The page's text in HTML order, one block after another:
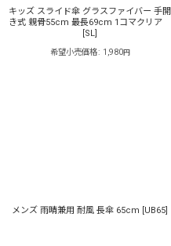
キッズ スライド傘 グラスファイバー 手開
き式 親骨55cm 最長69cm 1コマクリア
[SL]
希望小売価格: 1,980円
メンズ 雨晴兼用 耐風 長傘 65cm [UB65]